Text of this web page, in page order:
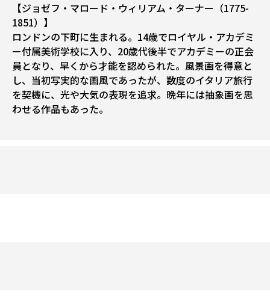
【ジョゼフ・マロード・ウィリアム・ターナー（1775-
1851）】
ロンドンの下町に生まれる。14歳でロイヤル・アカデミ
ー付属美術学校に入り、20歳代後半でアカデミーの正会
員となり、早くから才能を認められた。風景画を得意と
し、当初写実的な画風であったが、数度のイタリア旅行
を契機に、光や大気の表現を追求。晩年には抽象画を思
わせる作品もあった。